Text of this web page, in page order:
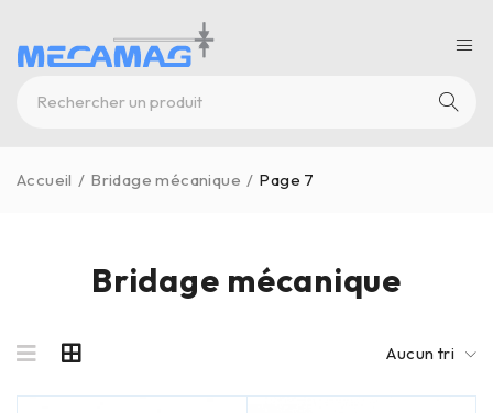
Bridage mécanique
Accueil / Bridage mécanique / Page 7
Aucun tri